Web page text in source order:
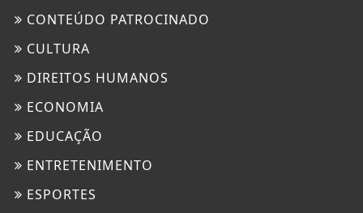
CONTEÚDO PATROCINADO
CULTURA
DIREITOS HUMANOS
ECONOMIA
EDUCAÇÃO
ENTRETENIMENTO
ESPORTES